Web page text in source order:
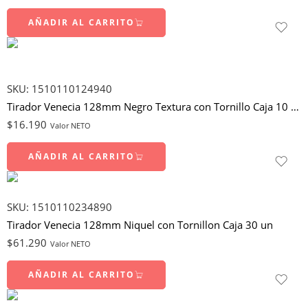
AÑADIR AL CARRITO
SKU: 1510110124940
Tirador Venecia 128mm Negro Textura con Tornillo Caja 10 un
$16.190 Valor NETO
AÑADIR AL CARRITO
SKU: 1510110234890
Tirador Venecia 128mm Niquel con Tornillon Caja 30 un
$61.290 Valor NETO
AÑADIR AL CARRITO